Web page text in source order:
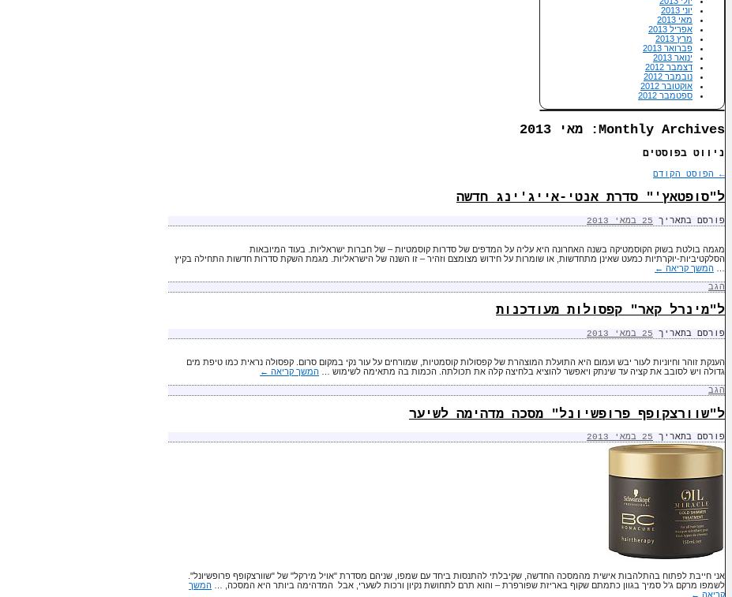
יוני 2013
מאי 2013
אפריל 2013
מרץ 2013
פברואר 2013
ינואר 2013
דצמבר 2012
נובמבר 2012
אוקטובר 2012
ספטמבר 2012
Monthly Archives: מאי 2013
ניווט בפוסטים
← הפוסט הקודם
ל"סופטאץ'" סדרת אנטי-אייג'ינג חדשה
פורסם בתאריך 25 במאי 2013
מגמה בולטת בשוק הקוסמטיקה בשנה האחרונה היא עליה על המדפים של סדרות קוסמטיות – של חברות ישראליות. בעוד המיובאות
הסלקטיביות-יוקרתיות כמעט שאינן מתחדשות, או שומרות על חידוש מצומצם וזהיר – זו השנה של הישראליות. מגמת השקת סדרות חדשות התחילה בקיץ
המשך קריאה ←
הגב
ל"מינרל קאר" קפסולות מעודכנות
פורסם בתאריך 25 במאי 2013
הענקת זוהר וחיוניות לעור יבש ועמום היא התועלת המוצהרת של קפסולות קוסמטיות, שמורחים על עור נקי במקום סרום. קפסולה נראית כמו טיפת מים
גדולה ויש לסובב את קציה עד שינתק ויאפשר להוציא בלחיצה קלה את תכולתה. הכמות בה מתאימה לשימוש … המשך קריאה ←
הגב
ל"שוורצקופף פרופשיונל" מסכה מדהימה לשיער
פורסם בתאריך 25 במאי 2013
אני חייבת לפתוח בהתלהבות אישית מהמסכה החדשה, שקיבלתי להתנסות ביחד עם שמפו, שניהם מסדרת "אויל מירקל" של "שוורצקופף פרופשיונל".
לשמפו מרקם ג'ל סמיך בגוון כתמתם שקוף באריזת שפורפרת – והוא תרם לתחושת נקיון ורכות לשערי, אבל המדהימה ביותר היא המסכה, … המשך
קריאה ←